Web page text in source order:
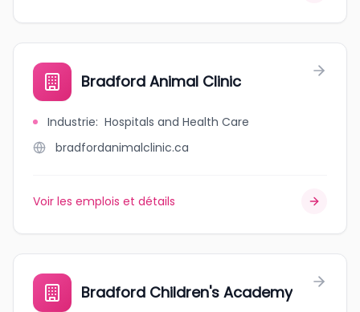
Bradford Animal Clinic
Industrie: Hospitals and Health Care
bradfordanimalclinic.ca
Voir les emplois et détails
Bradford Children's Academy